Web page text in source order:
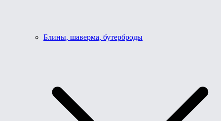
Блины, шаверма, бутерброды